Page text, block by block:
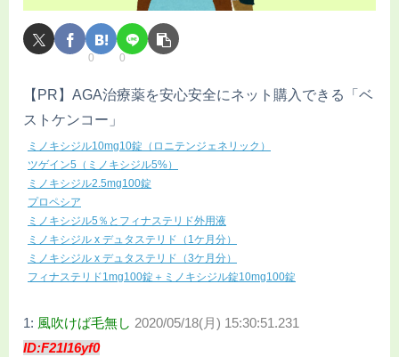
0 0
【PR】AGA治療薬を安心安全にネット購入できる「ベ
ストケンコー」
ミノキシジル10mg10錠（ロニテンジェネリック）
ツゲイン5（ミノキシジル5%）
ミノキシジル2.5mg100錠
プロペシア
ミノキシジル5％とフィナステリド外用液
ミノキシジル x デュタステリド（1ケ月分）
ミノキシジル x デュタステリド（3ケ月分）
フィナステリド1mg100錠＋ミノキシジル錠10mg100錠
1: 風吹けば毛無し 2020/05/18(月) 15:30:51.231
ID:F21l16yf0